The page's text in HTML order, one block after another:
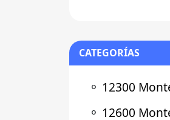
CATEGORÍAS
⚬ 12300
⚬ 12600